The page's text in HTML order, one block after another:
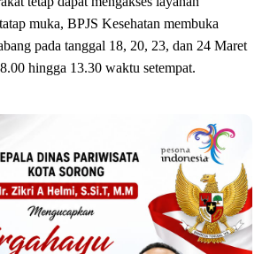
muka, BPJS Kesehatan membuka
pada tanggal 18, 20, 23, dan 24 Maret
hingga 13.30 waktu setempat.